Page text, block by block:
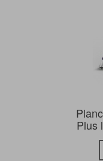
Plus